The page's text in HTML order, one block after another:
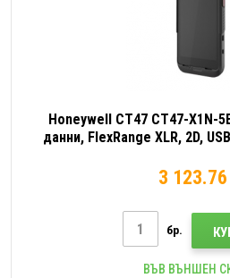
Honeywell CT47 CT47-X1N-
данни, FlexRange XLR, 2D,
3
бр.
ВЪВ ВЪНШЕН